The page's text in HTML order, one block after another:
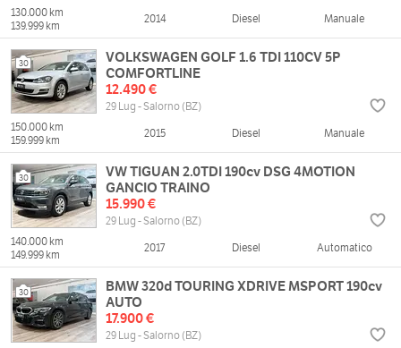
130.000 km
139.999 km
2014 Diesel Manuale
30
VOLKSWAGEN GOLF 1.6 TDI 110CV 5P
COMFORTLINE
12.490 €
29 Lug - Salorno (BZ)
150.000 km
159.999 km
2015 Diesel Manuale
30
VW TIGUAN 2.0TDI 190cv DSG 4MOTION
GANCIO TRAINO
15.990 €
29 Lug - Salorno (BZ)
140.000 km
149.999 km
2017 Diesel Automatico
30
BMW 320d TOURING XDRIVE MSPORT 190cv
AUTO
17.900 €
29 Lug - Salorno (BZ)